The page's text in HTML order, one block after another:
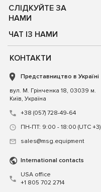
СЛІДКУЙТЕ ЗА
НАМИ
ЧАТ ІЗ НАМИ
КОНТАКТИ
Представництво в Україні
вул. М. Грінченка 18, 03039 м.
Київ, Україна
+38 (057) 728-49-64
ПН-ПТ: 9:00 - 18:00 (UTC +3)
sales@msg.equipment
International contacts
USA office
+1 805 702 2714